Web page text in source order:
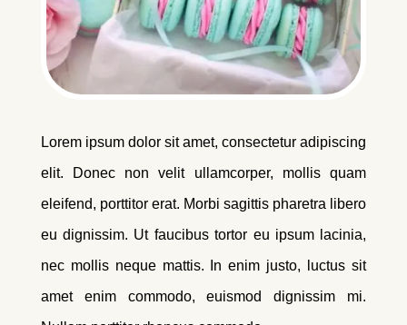
Lorem ipsum dolor sit amet, consectetur adipiscing
elit. Donec non velit ullamcorper, mollis quam
eleifend, porttitor erat. Morbi sagittis pharetra libero
eu dignissim. Ut faucibus tortor eu ipsum lacinia,
nec mollis neque mattis. In enim justo, luctus sit
amet enim commodo, euismod dignissim mi.